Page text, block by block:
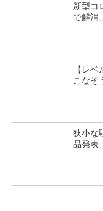
新型コ
で解消
【レ
こなそ
狭小な
品発表